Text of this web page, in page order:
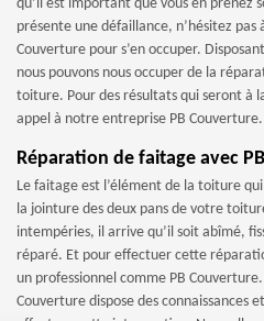
qu’il est important que vous en prenez
présente une défaillance, n’hésitez
Couverture pour s’en occuper.
nous pouvons nous occuper de la
toiture. Pour des résultats qui seront à
appel à notre entreprise PB Couverture.
Réparation de faitage avec
Le faitage est l’élément de la toiture
la jointure des deux pans de votre
intempéries, il arrive qu’il soit abîmé,
réparé. Et pour effectuer cette
un professionnel comme PB
Couverture dispose des connaissances